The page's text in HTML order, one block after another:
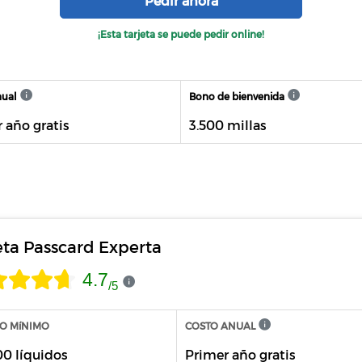
¡Esta tarjeta se puede pedir online!
año gratis
Bono de bienvenida
3.500 millas
Passcard Experta
4.7/5
MíNIMO
líquidos
COSTO ANUAL
Primer año gratis